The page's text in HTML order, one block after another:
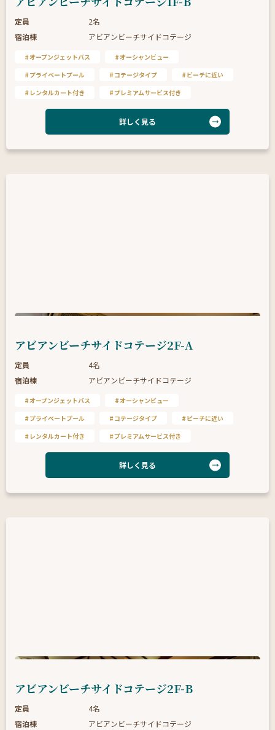
定員
2名
宿泊棟
アビアンビーチサイドコテージ
オープンジェットバス
オーシャンビュー
プライベートプール
コテージタイプ
ビーチに近い
レンタルカート付き
プレミアムサービス付き
詳しく見る
アビアンビーチサイドコテージ2F-A
定員
4名
宿泊棟
アビアンビーチサイドコテージ
オープンジェットバス
オーシャンビュー
プライベートプール
コテージタイプ
ビーチに近い
レンタルカート付き
プレミアムサービス付き
詳しく見る
アビアンビーチサイドコテージ2F-B
定員
4名
宿泊棟
アビアンビーチサイドコテージ